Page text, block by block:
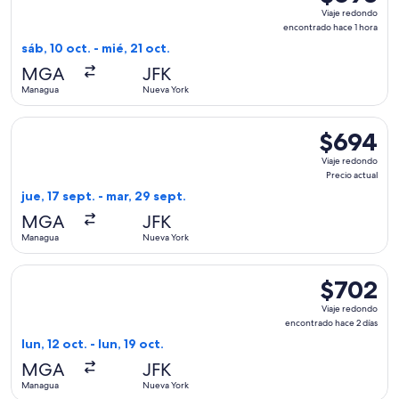
Viaje
redondo,
Viaje redondo
encontrado hace 1 hora
sáb, 10 oct. - mié, 21 oct.
MGA
Managua
JFK
Nueva York
$694
Viaje
redondo,
$694
Viaje redondo
Precio actual
jue, 17 sept. - mar, 29 sept.
MGA
Managua
JFK
Nueva York
Seleccionar vuelo de Copa, con salida el jue, 17 sept.
$702
Viaje
redondo,
$702
Viaje redondo
encontrado hace 2 días
lun, 12 oct. - lun, 19 oct.
MGA
Managua
JFK
Nueva York
Seleccionar vuelo de Copa, con salida el lun, 12 oct. desde